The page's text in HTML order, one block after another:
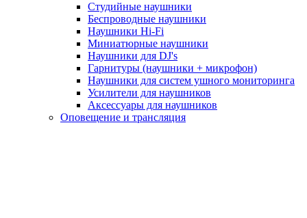
Студийные наушники
Беспроводные наушники
Наушники Hi-Fi
Миниатюрные наушники
Наушники для DJ's
Гарнитуры (наушники + микрофон)
Наушники для систем ушного мониторинга
Усилители для наушников
Аксессуары для наушников
Оповещение и трансляция